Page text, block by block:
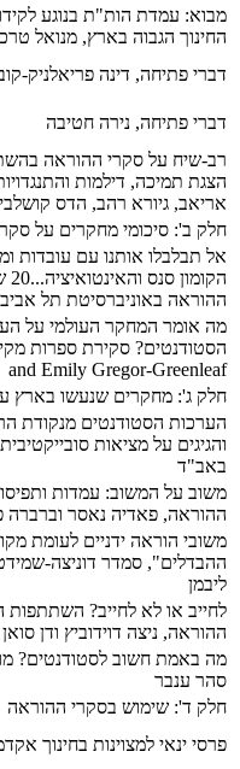
מבוא: עמדת הות"ת בנוגע
החינוך הגבוה בארץ, מנואל
דברי פתיחה, דינה פריאלניק-
דברי פתיחה, נירה חטיבה
רב-שיח על סקרי ההוראה
הצגת תמיכה, דילמות
אריאב, גיורא רהב, הדס
חלק ב': סיכומי מחקרים על
אל תבלבלו אותנו עם עובדות
ההוראה באוניברסיטת תל
מה אומר המחקר העולמי על
and Emily Gregor-Greenleaf
חלק ג': מחקרים שנעשו בארץ
הערכות הסטודנטים מנקודת
והגיגים על מציאות
באב"ד
משוב על המשוב: עמדות
ההוראה, פאדיה נאסר וברברה
משובי הוראה ידניים לעומת
ההבדלים", סמדר דוניצה-
ליבמן
לחייב או לא לחייב? השתתפות
ההוראה, ניצה דוידוביץ ודן סואן
מה באמת חשוב לסטודנטים?
סהר ענבר
חלק ד': שימוש בסקרי ההוראה
פרסי ינאי למצוינות בחינוך